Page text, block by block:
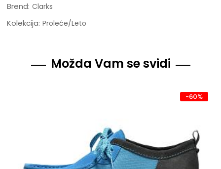
Brend: Clarks
Kolekcija: Proleće/Leto
Možda Vam se svidi
-60%